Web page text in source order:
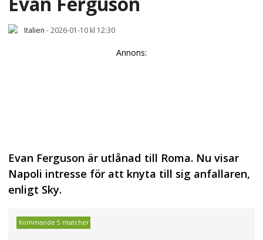
Italien -2026-01-10 kl 12:30
Annons:
Evan Ferguson är utlånad till Roma. Nu visar
Napoli intresse för att knyta till sig anfallaren,
enligt Sky.
Kommande 5 matcher